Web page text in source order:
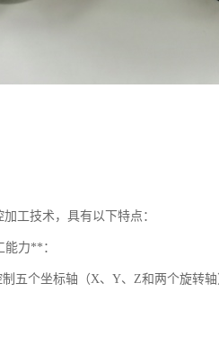
工技术，具有以下特点：
能力**：
五个坐标轴（X、Y、Z和两个旋转